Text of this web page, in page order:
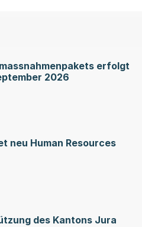
erfolgt
2026
neu Human Resources
des Kantons Jura